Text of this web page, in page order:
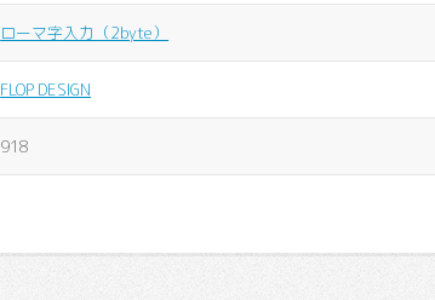
ローマ字入力（2byte）
FLOP DESIGN
918